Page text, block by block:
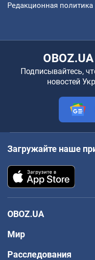
Редакционная политика
Подписывайтесь,
новостей
Загружайте наше
OBOZ.UA
Мир
Расследования